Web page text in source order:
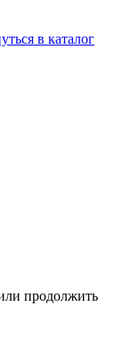
в каталог
продолжить